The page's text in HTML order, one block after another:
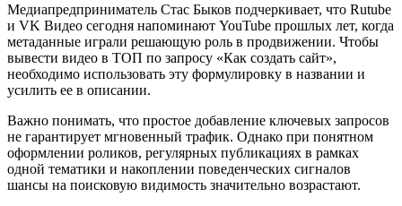
Медиапредприниматель Стас Быков подчеркивает, что Rutube
и VK Видео сегодня напоминают YouTube прошлых лет, когда
метаданные играли решающую роль в продвижении. Чтобы
вывести видео в ТОП по запросу «Как создать сайт»,
необходимо использовать эту формулировку в названии и
усилить ее в описании.
Важно понимать, что простое добавление ключевых запросов
не гарантирует мгновенный трафик. Однако при понятном
оформлении роликов, регулярных публикациях в рамках
одной тематики и накоплении поведенческих сигналов
шансы на поисковую видимость значительно возрастают.